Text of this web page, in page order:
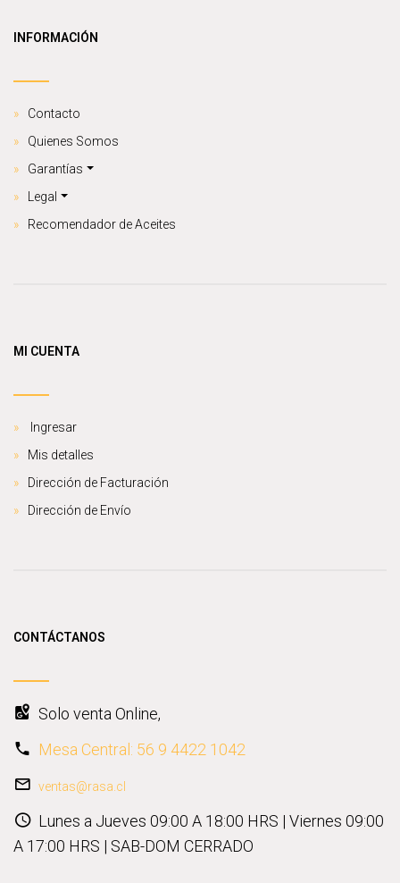
INFORMACIÓN
Contacto
Quienes Somos
Garantías
Legal
Recomendador de Aceites
MI CUENTA
Ingresar
Mis detalles
Dirección de Facturación
Dirección de Envío
CONTÁCTANOS
Solo venta Online,
Mesa Central: 56 9 4422 1042
ventas@rasa.cl
Lunes a Jueves 09:00 A 18:00 HRS | Viernes 09:00
A 17:00 HRS | SAB-DOM CERRADO